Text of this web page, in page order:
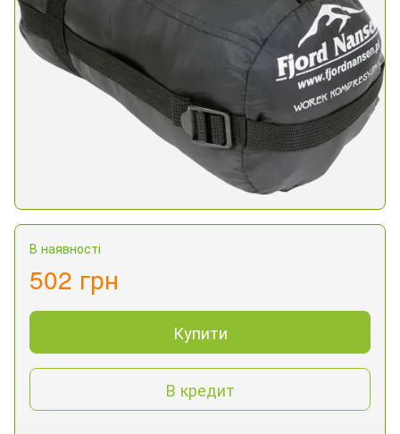
В наявності
502 грн
Купити
В кредит